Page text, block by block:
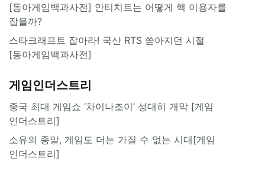
[동아게임백과사전] 안티치트는 어떻게 핵 이용자를
잡을까?
스타크래프트 잡아라! 국산 RTS 쏟아지던 시절
[동아게임백과사전]
게임인더스트리
중국 최대 게임쇼 ‘차이나조이’ 성대히 개막 [게임
인더스트리]
소유의 종말, 게임도 더는 가질 수 없는 시대[게임
인더스트리]